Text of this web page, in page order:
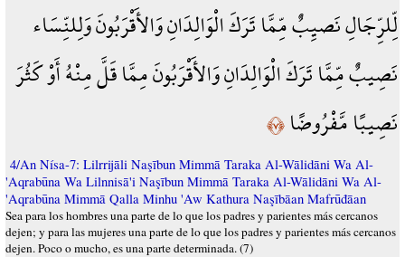
لِّلرِّجَالِ نَصيِبٌ مِّمَّا تَرَكَ الْوَالِدَانِ وَالأَقْرَبُونَ وَلِلنِّسَاء
نَصِيبٌ مِّمَّا تَرَكَ الْوَالِدَانِ وَالأَقْرَبُونَ مِمَّا قَلَّ مِنْهُ أَوْ كَثُرَ
نَصِيبًا مَّفْرُوضًا﴿٧﴾
4/An Nísa-7: Lilrrijāli Naşībun Mimmā Taraka Al-Wālidāni Wa Al-
'Aqrabūna Wa Lilnnisā'i Naşībun Mimmā Taraka Al-Wālidāni Wa Al-
'Aqrabūna Mimmā Qalla Minhu 'Aw Kathura Naşībāan Mafrūđāan
Sea para los hombres una parte de lo que los padres y parientes más cercanos
dejen; y para las mujeres una parte de lo que los padres y parientes más cercanos
dejen. Poco o mucho, es una parte determinada. (7)